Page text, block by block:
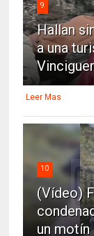
9
Hallan
a una
Leer Mas
10
(Vídeo)
un motín